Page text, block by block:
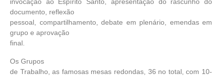
documento, reflexão
pessoal, compartilhamento, debate em plenário, emendas em
grupo e aprovação
final.
Os Grupos
de Trabalho, as famosas mesas redondas, 36 no total, com 10-